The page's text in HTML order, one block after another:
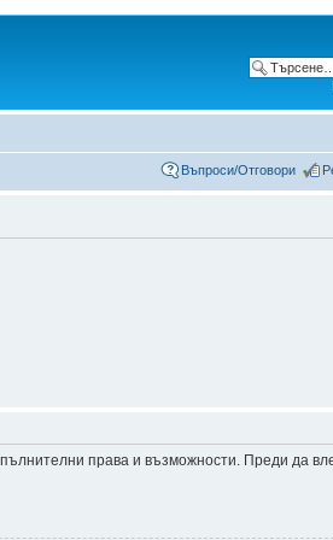
Въпроси/Отговори
права и възможности. Преди да